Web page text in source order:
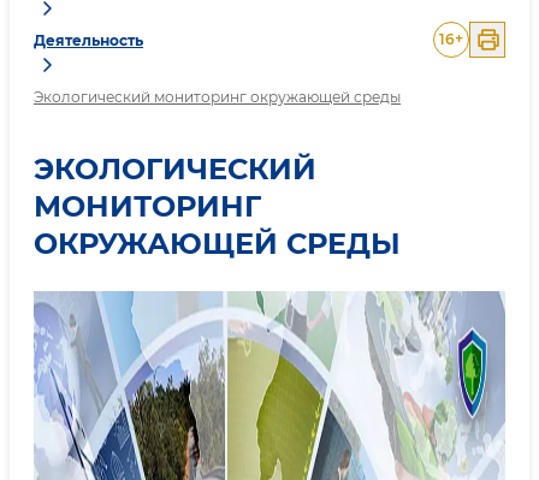
Деятельность
Экологический мониторинг окружающей среды
16+
ЭКОЛОГИЧЕСКИЙ
МОНИТОРИНГ
ОКРУЖАЮЩЕЙ СРЕДЫ